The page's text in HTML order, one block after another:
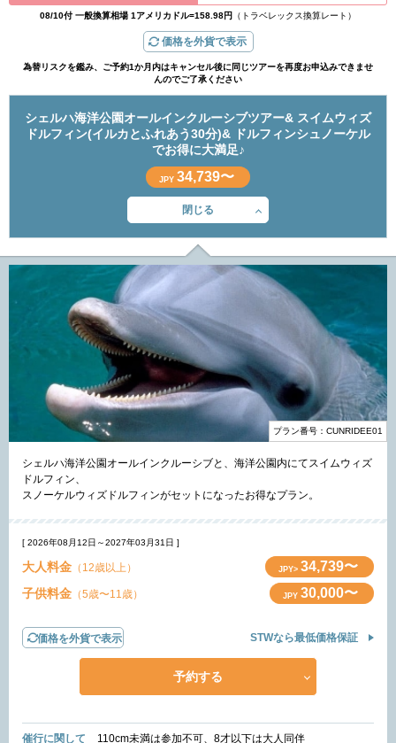
08/10付 一般換算相場 1アメリカドル=158.98円 （トラベレックス換算レート）
価格を外貨で表示
為替リスクを鑑み、ご予約1か月内はキャンセル後に同じツアーを再度お申込みできませ
んのでご了承ください
シェルハ海洋公園オールインクルーシブツアー& スイムウィズ
ドルフィン(イルカとふれあう30分)& ドルフィンシュノーケル
でお得に大満足♪
JPY 34,739〜
閉じる
プラン番号：CUNRIDEE01
シェルハ海洋公園オールインクルーシブと、海洋公園内にてスイムウィズ
ドルフィン、
スノーケルウィズドルフィンがセットになったお得なプラン。
[ 2026年08月12日～2027年03月31日 ]
大人料金 （12歳以上） JPY> 34,739〜
子供料金 （5歳〜11歳） JPY 30,000〜
価格を外貨で表示 STWなら最低価格保証
予約する
催行に関して 110cm未満は参加不可、8才以下は大人同伴